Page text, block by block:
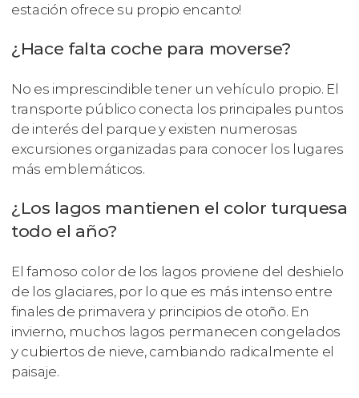
estación ofrece su propio encanto!
¿Hace falta coche para moverse?
No es imprescindible tener un vehículo propio. El
transporte público conecta los principales puntos
de interés del parque y existen numerosas
excursiones organizadas para conocer los lugares
más emblemáticos.
¿Los lagos mantienen el color turquesa
todo el año?
El famoso color de los lagos proviene del deshielo
de los glaciares, por lo que es más intenso entre
finales de primavera y principios de otoño. En
invierno, muchos lagos permanecen congelados
y cubiertos de nieve, cambiando radicalmente el
paisaje.